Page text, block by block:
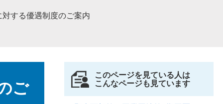
する優遇制度のご案内
ご
このページを見ている人は
こんなページも見ています